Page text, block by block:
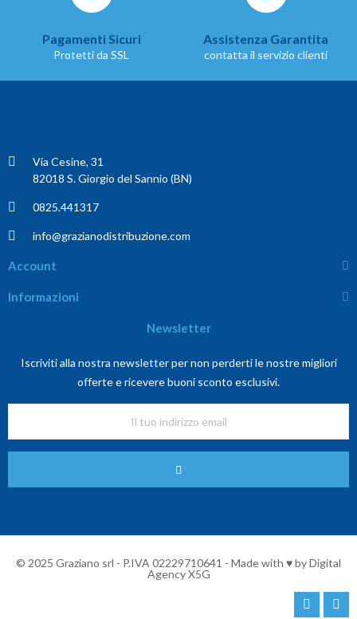
Pagamenti Sicuri
Protetti da SSL
Assistenza Garantita
contatta il servizio clienti
Via Cesine, 31
82018 S. Giorgio del Sannio (BN)
0825.441317
info@grazianodistribuzione.com
Account
Informazioni
Newsletter
Iscriviti alla nostra newsletter per non perderti le nostre migliori
offerte e ricevere buoni sconto esclusivi.
© 2025 Graziano srl - P.IVA 02229710641 - Made with ♥ byDigital
Agency X5G